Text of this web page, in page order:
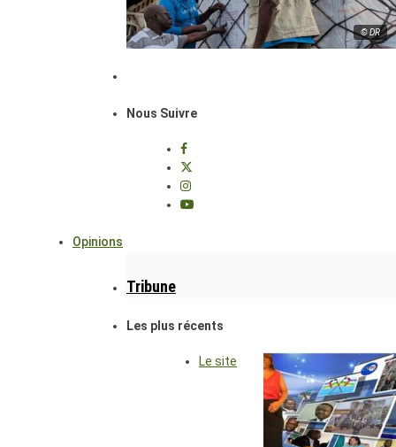
© DR
Nous Suivre
Opinions
Tribune
Les plus récents
Le site